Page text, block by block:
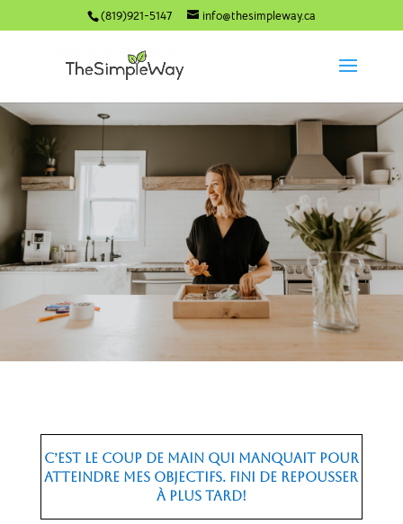
(819)921-5147 info@thesimpleway.ca
C’est le coup de main qui manquait pour
atteindre mes objectifs. Fini de repousser
à plus tard!